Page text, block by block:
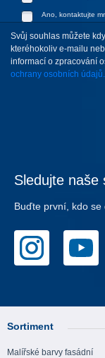
Ano, kontaktujte
Svůj souhlas můžete
kteréhokoliv e-mailu
informací o zpracování
ochrany osobních údajů.
Sledujte naše
Buďte první, kdo se
Sortiment
Malířské barvy fasádní